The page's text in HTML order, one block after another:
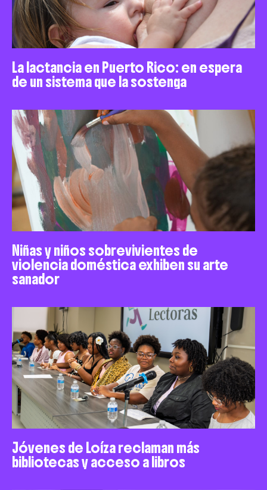
La lactancia en Puerto Rico: en espera
de un sistema que la sostenga
Niñas y niños sobrevivientes de
violencia doméstica exhiben su arte
sanador
Jóvenes de Loíza reclaman más
bibliotecas y acceso a libros